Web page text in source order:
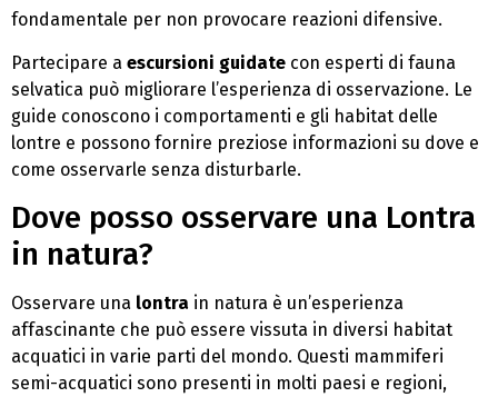
fondamentale per non provocare reazioni difensive.
Partecipare a escursioni guidate con esperti di fauna
selvatica può migliorare l’esperienza di osservazione. Le
guide conoscono i comportamenti e gli habitat delle
lontre e possono fornire preziose informazioni su dove e
come osservarle senza disturbarle.
Dove posso osservare una Lontra
in natura?
Osservare una lontra in natura è un’esperienza
affascinante che può essere vissuta in diversi habitat
acquatici in varie parti del mondo. Questi mammiferi
semi-acquatici sono presenti in molti paesi e regioni,